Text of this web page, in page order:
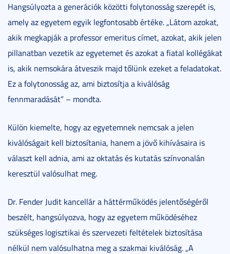
Hangsúlyozta a generációk közötti folytonosság szerepét is,
amely az egyetem egyik legfontosabb értéke. „Látom azokat,
akik megkapják a professor emeritus címet, azokat, akik jelen
pillanatban vezetik az egyetemet és azokat a fiatal kollégákat
is, akik nemsokára átveszik majd tőlünk ezeket a feladatokat.
Ez a folytonosság az, ami biztosítja a kiválóság
fennmaradását” – mondta.
Külön kiemelte, hogy az egyetemnek nemcsak a jelen
kiválóságait kell biztosítania, hanem a jövő kihívásaira is
választ kell adnia, ami az oktatás és kutatás színvonalán
keresztül valósulhat meg.
Dr. Fender Judit kancellár a háttérműködés jelentőségéről
beszélt, hangsúlyozva, hogy az egyetem működéséhez
szükséges logisztikai és szervezeti feltételek biztosítása
nélkül nem valósulhatna meg a szakmai kiválóság. „A